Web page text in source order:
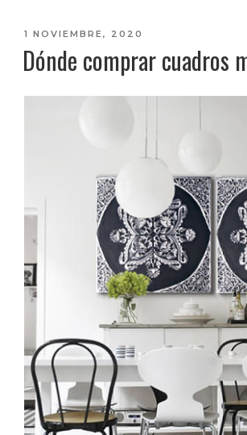
PUBLICADO
1 NOVIEMBRE, 2020
Dónde comprar cuadros